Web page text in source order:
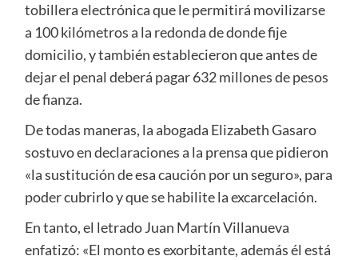
tobillera electrónica que le permitirá movilizarse
a 100 kilómetros a la redonda de donde fije
domicilio, y también establecieron que antes de
dejar el penal deberá pagar 632 millones de pesos
de fianza.
De todas maneras, la abogada Elizabeth Gasaro
sostuvo en declaraciones a la prensa que pidieron
«la sustitución de esa caución por un seguro», para
poder cubrirlo y que se habilite la excarcelación.
En tanto, el letrado Juan Martín Villanueva
enfatizó: «El monto es exorbitante, además él está